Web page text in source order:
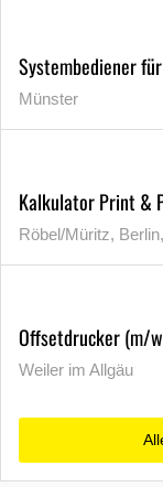
Systembediener
Münster
Kalkulator Print &
Röbel/Müritz,
Offsetdrucker (m/
Weiler im Allgäu